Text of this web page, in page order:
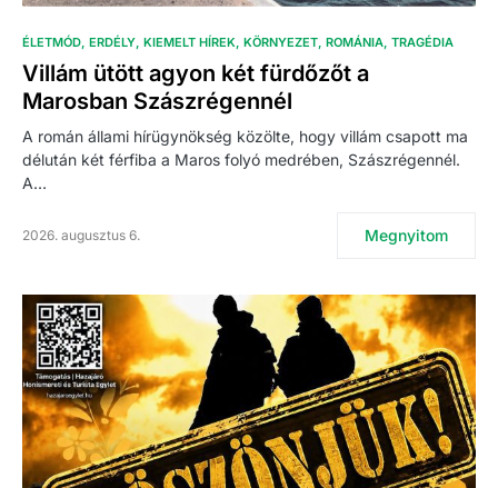
ÉLETMÓD ERDÉLY KIEMELT HÍREK KÖRNYEZET ROMÁNIA TRAGÉDIA
Villám ütött agyon két fürdőzőt a
Marosban Szászrégennél
A román állami hírügynökség közölte, hogy villám csapott ma
délután két férfiba a Maros folyó medrében, Szászrégennél.
A…
2026. augusztus 6. Megnyitom